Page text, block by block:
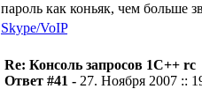
пароль как коньяк, чем больше
Skype/VoIP
Re: Консоль запросов 1С++ rc
Ответ #41 - 27. Ноября 2007 ::